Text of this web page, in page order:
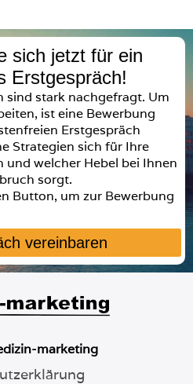
sich jetzt für ein
Erstgespräch!
sind stark nachgefragt. Um
ist eine Bewerbung
Erstgespräch
Strategien sich für Ihre
und welcher Hebel bei Ihnen
sorgt.
Button, um zur Bewerbung
vereinbaren
marketing